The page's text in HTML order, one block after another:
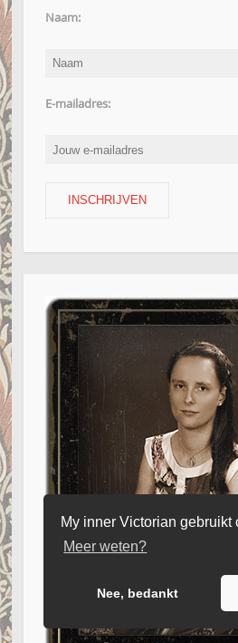
My inner Victorian gebruikt
Meer weten?
Nee, bedankt
Naam:
E-mailadres: